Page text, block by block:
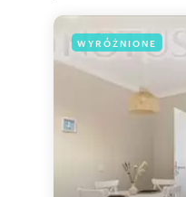
WYRÓŻNIONE